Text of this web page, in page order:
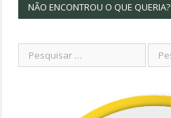
NÃO ENCONTROU O QUE QUERIA?